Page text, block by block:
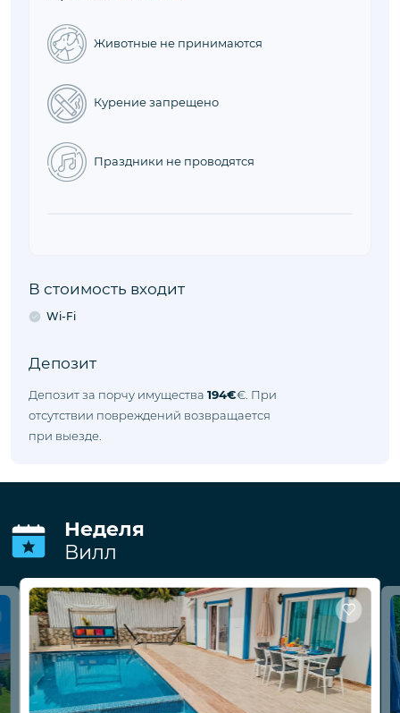
Животные не принимаются
Курение запрещено
Праздники не проводятся
В стоимость входит
Wi-Fi
Депозит
Депозит за порчу имущества 194€€. При
отсутствии повреждений возвращается
при выезде.
Неделя
Вилл